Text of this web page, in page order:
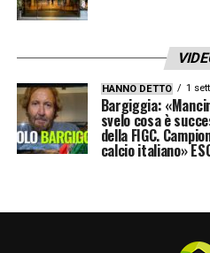
HANNO DETTO 1
Bargiggia:
svelo cosa è
della FIGC.
calcio italiano»